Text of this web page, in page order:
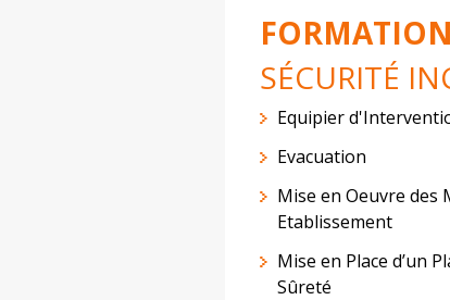
SÉCURITÉ
Equipier
Evacuation
Mise en Oeuvre des
Etablissement
Mise en Place d’un
Sûreté